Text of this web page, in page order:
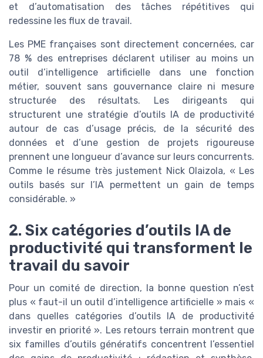
et d’automatisation des tâches répétitives qui
redessine les flux de travail.
Les PME françaises sont directement concernées, car
78 % des entreprises déclarent utiliser au moins un
outil d’intelligence artificielle dans une fonction
métier, souvent sans gouvernance claire ni mesure
structurée des résultats. Les dirigeants qui
structurent une stratégie d’outils IA de productivité
autour de cas d’usage précis, de la sécurité des
données et d’une gestion de projets rigoureuse
prennent une longueur d’avance sur leurs concurrents.
Comme le résume très justement Nick Olaizola, « Les
outils basés sur l’IA permettent un gain de temps
considérable. »
2. Six catégories d’outils IA de
productivité qui transforment le
travail du savoir
Pour un comité de direction, la bonne question n’est
plus « faut-il un outil d’intelligence artificielle » mais «
dans quelles catégories d’outils IA de productivité
investir en priorité ». Les retours terrain montrent que
six familles d’outils génératifs concentrent l’essentiel